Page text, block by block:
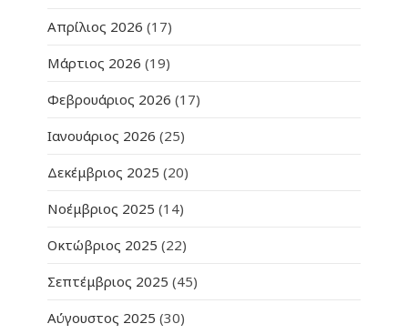
Απρίλιος 2026 (17)
Μάρτιος 2026 (19)
Φεβρουάριος 2026 (17)
Ιανουάριος 2026 (25)
Δεκέμβριος 2025 (20)
Νοέμβριος 2025 (14)
Οκτώβριος 2025 (22)
Σεπτέμβριος 2025 (45)
Αύγουστος 2025 (30)